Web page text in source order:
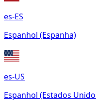
es-ES
Espanhol (Espanha)
es-US
Espanhol (Estados